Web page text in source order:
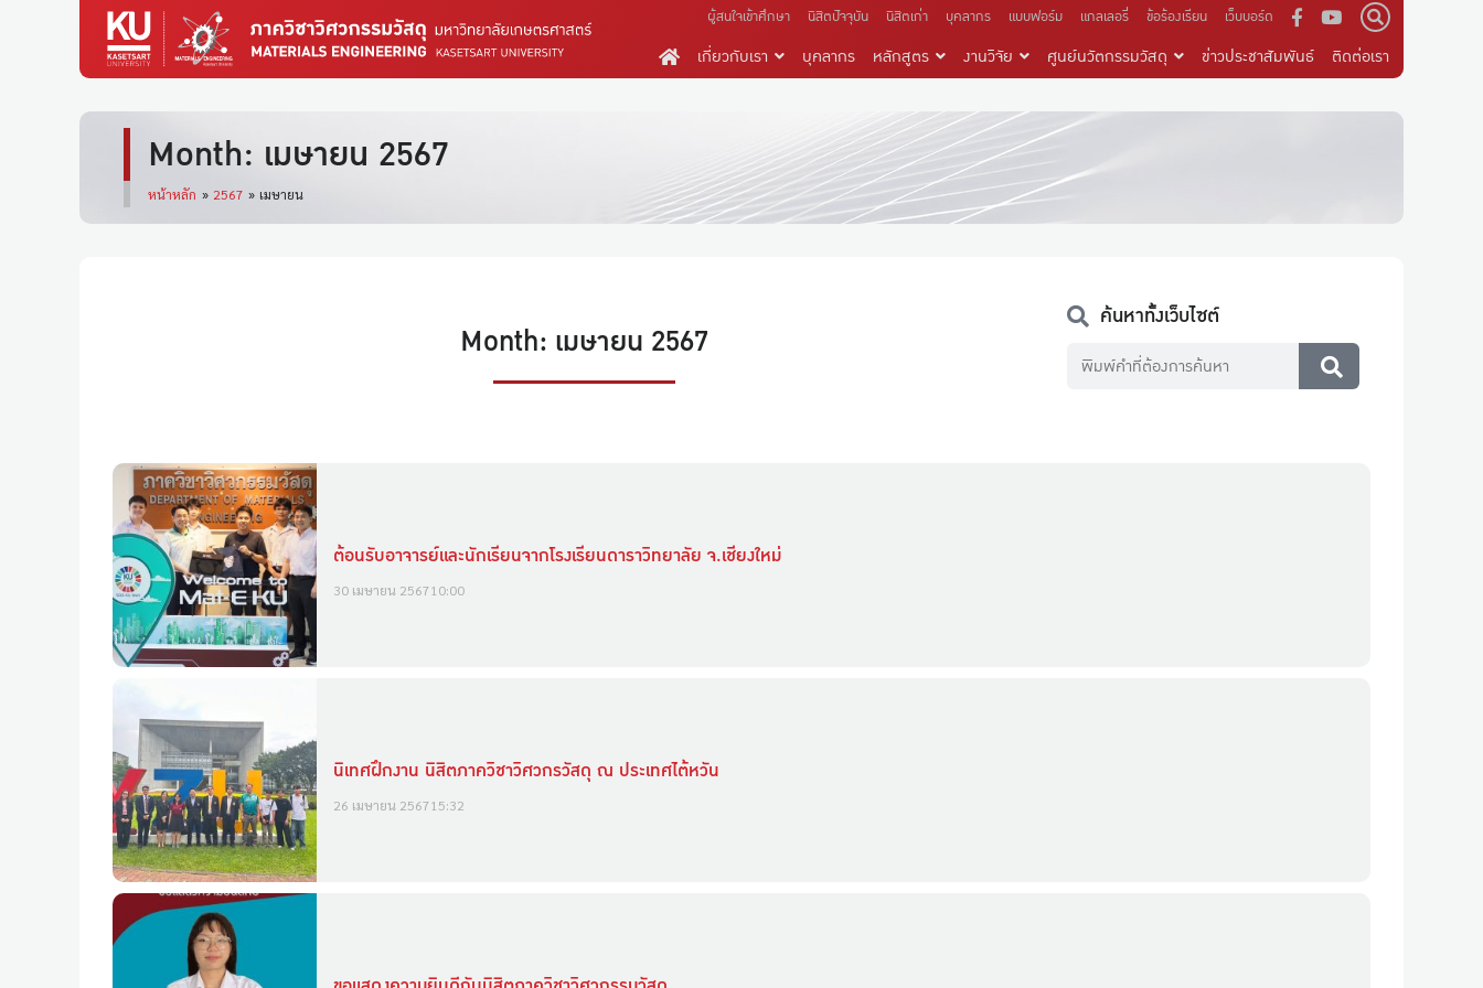
ผู้สนใจเข้าศึกษา นิสิตปัจจุบัน นิสิตเก่า บุคลากร แบบฟอร์ม แกลเลอรี่ ข้อร้องเรียน เว็บบอร์ด
เกี่ยวกับเรา บุคลากร หลักสูตร งานวิจัย ศูนย์นวัตกรรมวัสดุ ข่าวประชาสัมพันธ์ ติดต่อเรา
Month: เมษายน 2567
หน้าหลัก » 2567 » เมษายน
Month: เมษายน 2567
ค้นหาทั้งเว็บไซต์
ต้อนรับอาจารย์และนักเรียนจากโรงเรียนดาราวิทยาลัย จ.เชียงใหม่
30 เมษายน 256710:00
นิเทศฝึกงาน นิสิตภาควิชาวิศวกรวัสดุ ณ ประเทศไต้หวัน
26 เมษายน 256715:32